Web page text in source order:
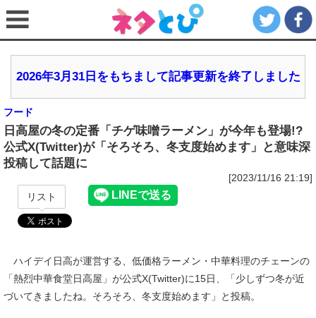
2026年3月31日をもちまして記事更新を終了しました
フード
日高屋の冬の定番「チゲ味噌ラーメン」が今年も登場!?
公式X(Twitter)が「そろそろ、冬支度始めます」と意味深
投稿して話題に
[2023/11/16 21:19]
リスト
ハイデイ日高が運営する、低価格ラーメン・中華料理のチェーンの
「熱烈中華食堂日高屋」が公式X(Twitter)に15日、「少しずつ冬が近
づいてきましたね。そろそろ、冬支度始めます」と投稿。